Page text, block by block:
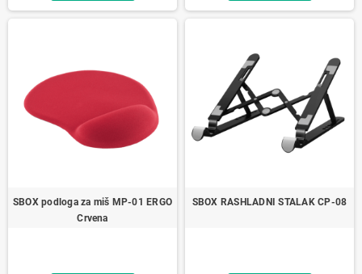
SBOX podloga za miš MP-01 ERGO
Crvena
SBOX RASHLADNI STALAK CP-08